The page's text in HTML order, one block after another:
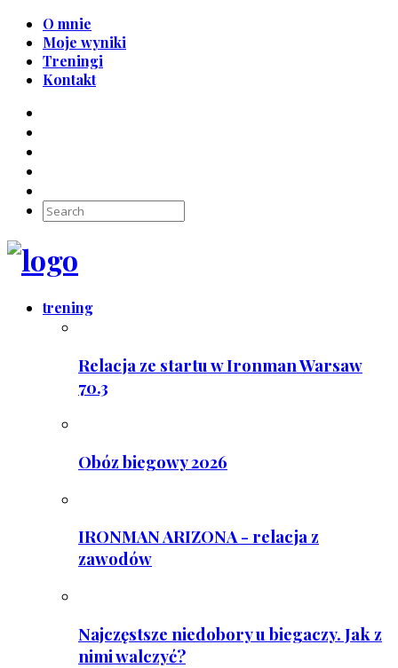
O mnie
Moje wyniki
Treningi
Kontakt
trening
Relacja ze startu w Ironman Warsaw
70.3
Obóz biegowy 2026
IRONMAN ARIZONA - relacja z
zawodów
Najczęstsze niedobory u biegaczy. Jak z
nimi walczyć?